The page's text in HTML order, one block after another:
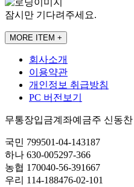
잠시만 기다려주세요.
MORE ITEM +
회사소개
이용약관
개인정보 취급방침
PC 버전보기
무통장입금계좌예금주 신동찬
국민 799501-04-143187
하나 630-005297-366
농협 170040-56-391667
우리 114-188476-02-101